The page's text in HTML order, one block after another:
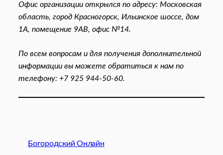
Офис организации открылся по адресу: Московская
область, город Красногорск, Ильинское шоссе, дом
1А, помещение 9АВ, офис №14.
По всем вопросам и для получения дополнительной
информации вы можете обратиться к нам по
телефону: +7 925 944-50-60.
Богородский Онлайн